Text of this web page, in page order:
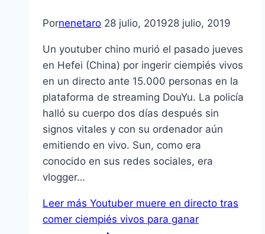
Pornenetaro 28 julio, 201928 julio, 2019
Un youtuber chino murió el pasado jueves
en Hefei (China) por ingerir ciempiés vivos
en un directo ante 15.000 personas en la
plataforma de streaming DouYu. La policía
halló su cuerpo dos días después sin
signos vitales y con su ordenador aún
emitiendo en vivo. Sun, como era
conocido en sus redes sociales, era
vlogger…
Leer más Youtuber muere en directo tras
comer ciempiés vivos para ganar